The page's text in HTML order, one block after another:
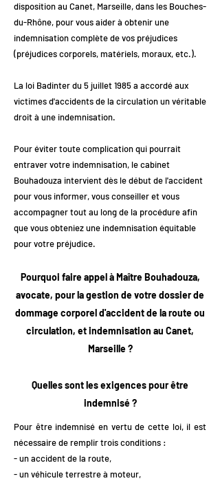
disposition au Canet, Marseille, dans les Bouches-
du-Rhône, pour vous aider à obtenir une
indemnisation complète de vos préjudices
(préjudices corporels, matériels, moraux, etc.).
La loi Badinter du 5 juillet 1985 a accordé aux
victimes d'accidents de la circulation un véritable
droit à une indemnisation.
Pour éviter toute complication qui pourrait
entraver votre indemnisation, le cabinet
Bouhadouza intervient dès le début de l'accident
pour vous informer, vous conseiller et vous
accompagner tout au long de la procédure afin
que vous obteniez une indemnisation équitable
pour votre préjudice.
Pourquoi faire appel à Maître Bouhadouza,
avocate, pour la gestion de votre dossier de
dommage corporel d'accident de la route ou
circulation, et indemnisation au Canet,
Marseille ?
Quelles sont les exigences pour être
indemnisé ?
Pour être indemnisé en vertu de cette loi, il est
nécessaire de remplir trois conditions :
- un accident de la route,
- un véhicule terrestre à moteur,